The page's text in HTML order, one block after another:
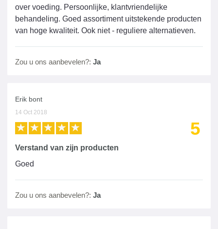
over voeding. Persoonlijke, klantvriendelijke
behandeling. Goed assortiment uitstekende producten
van hoge kwaliteit. Ook niet - reguliere alternatieven.
Zou u ons aanbevelen?: Ja
Erik bont
14 Oct 2018
5
Verstand van zijn producten
Goed
Zou u ons aanbevelen?: Ja